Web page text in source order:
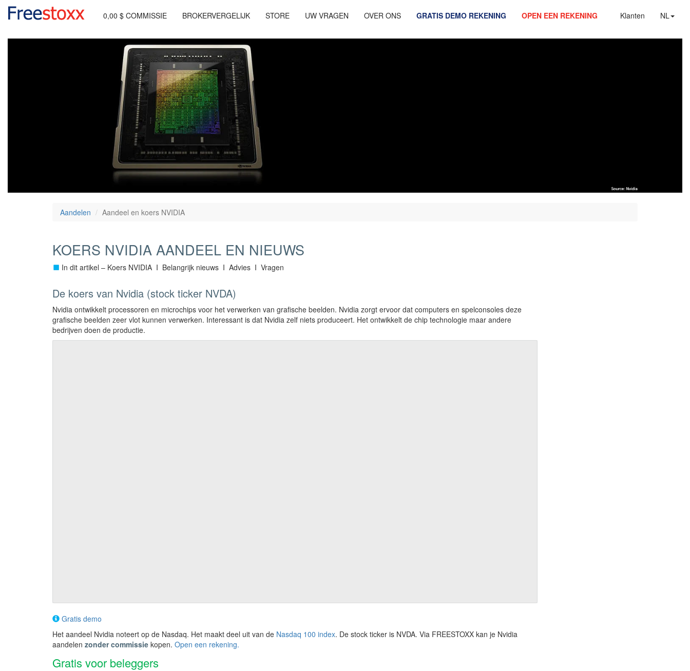
Klanten NL
0,00 $ COMMISSIE BROKERVERGELIJK STORE UW VRAGEN OVER ONS GRATIS DEMO REKENING OPEN EEN REKENING
Aandelen Aandeel en koers NVIDIA
KOERS NVIDIA AANDEEL EN NIEUWS
In dit artikel – Koers NVIDIA I Belangrijk nieuws I Advies I Vragen
De koers van Nvidia (stock ticker NVDA)
Nvidia ontwikkelt processoren en microchips voor het verwerken van grafische beelden. Nvidia zorgt ervoor dat computers en spelconsoles deze
grafische beelden zeer vlot kunnen verwerken. Interessant is dat Nvidia zelf niets produceert. Het ontwikkelt de chip technologie maar andere
bedrijven doen de productie.
Gratis demo
Het aandeel Nvidia noteert op de Nasdaq. Het maakt deel uit van de Nasdaq 100 index. De stock ticker is NVDA. Via FREESTOXX kan je Nvidia
aandelen zonder commissie kopen. Open een rekening.
Gratis voor beleggers